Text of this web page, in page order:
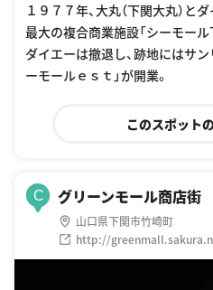
１９７７年、大丸（下関大丸）
最大の複合商業施設「シーモール
ダイエーは撤退し、跡地にはサ
ーモールｅｓｔ」が開業。
このスポット
C グリーンモール商店街
山口県下関市竹崎町
http://